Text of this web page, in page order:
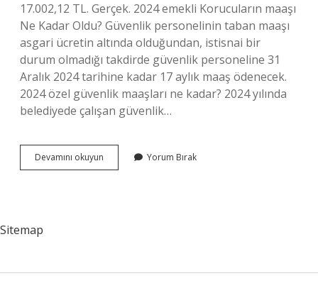
17.002,12 TL. Gerçek. 2024 emekli Korucuların maaşı
Ne Kadar Oldu? Güvenlik personelinin taban maaşı
asgari ücretin altında olduğundan, istisnai bir
durum olmadığı takdirde güvenlik personeline 31
Aralık 2024 tarihine kadar 17 aylık maaş ödenecek.
2024 özel güvenlik maaşları ne kadar? 2024 yılında
belediyede çalışan güvenlik…
Devamını okuyun
Maaşı
Yorum Bırak
Sitemap